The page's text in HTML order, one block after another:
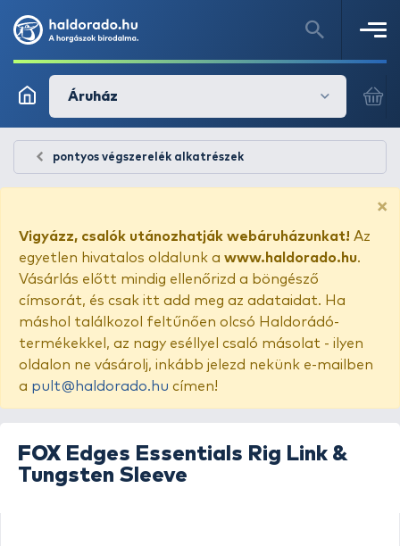
Áruház
pontyos végszerelék alkatrészek
×
Vigyázz, csalók utánozhatják webáruházunkat! Az
egyetlen hivatalos oldalunk a www.haldorado.hu.
Vásárlás előtt mindig ellenőrizd a böngésző
címsorát, és csak itt add meg az adataidat. Ha
máshol találkozol feltűnően olcsó Haldorádó-
termékekkel, az nagy eséllyel csaló másolat - ilyen
oldalon ne vásárolj, inkább jelezd nekünk e-mailben
a pult@haldorado.hu címen!
FOX Edges Essentials Rig Link &
Tungsten Sleeve